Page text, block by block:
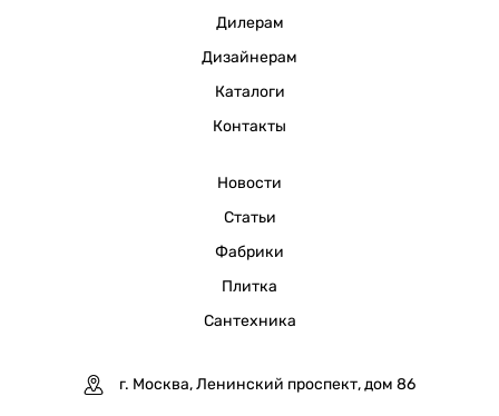
Дилерам
Дизайнерам
Каталоги
Контакты
Новости
Статьи
Фабрики
Плитка
Сантехника
г. Москва, Ленинский проспект, дом 86